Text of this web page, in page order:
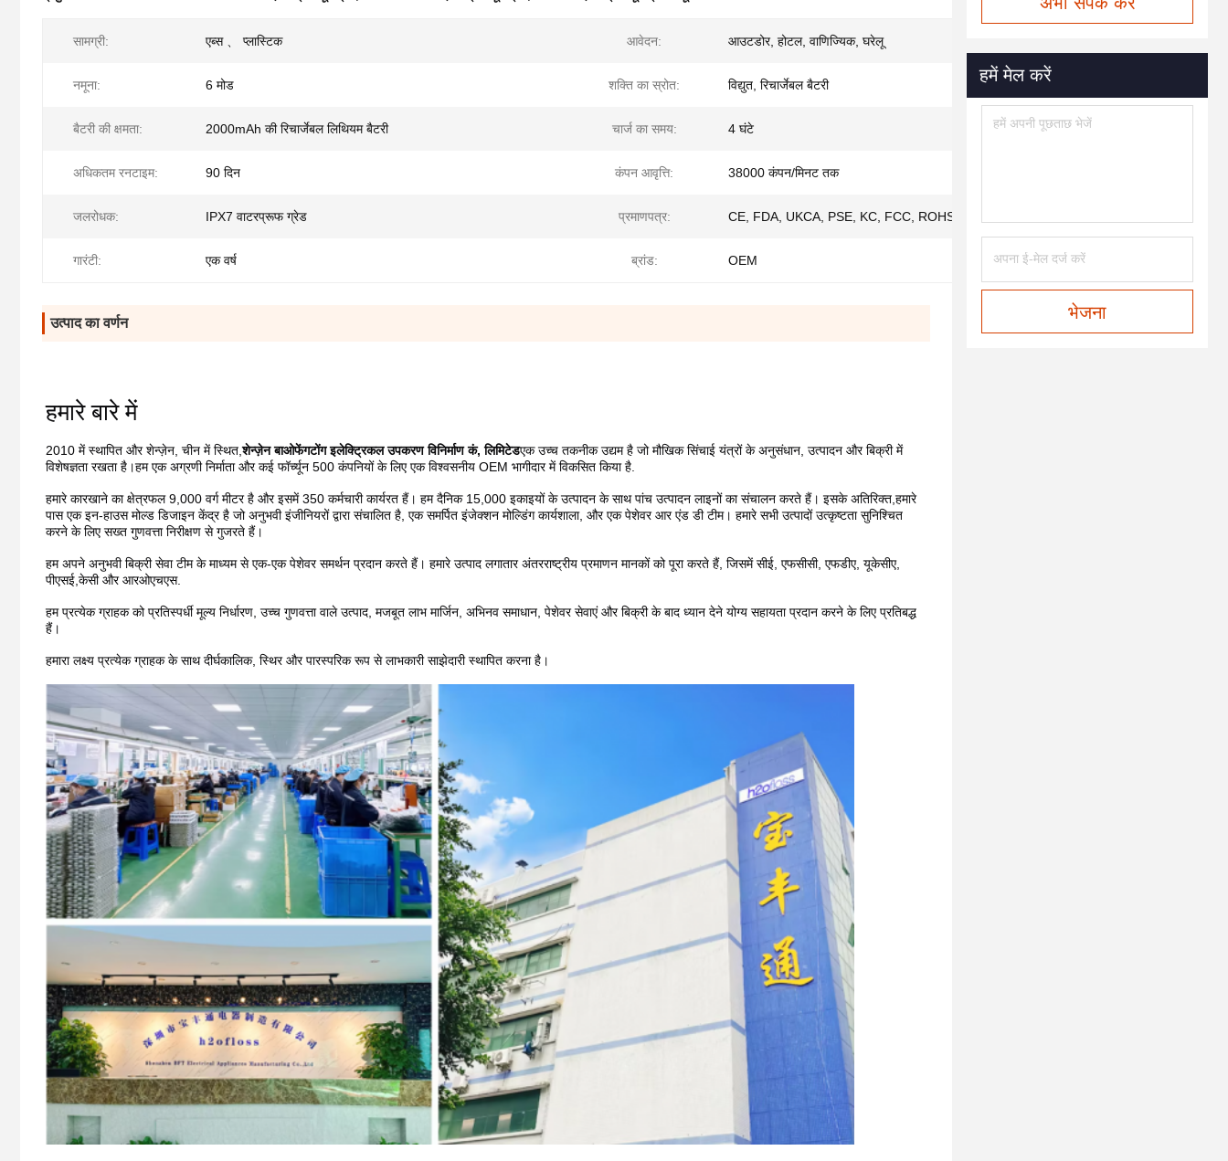
सामग्री: एब्स 、 प्लास्टिक आवेदन: आउटडोर, होटल, वाणिज्यिक, घरेलू
नमूना: 6 मोड शक्ति का स्रोत: विद्युत, रिचार्जेबल बैटरी
बैटरी की क्षमता: 2000mAh की रिचार्जेबल लिथियम बैटरी चार्ज का समय: 4 घंटे
अधिकतम रनटाइम: 90 दिन कंपन आवृत्ति: 38000 कंपन/मिनट तक
जलरोधक: IPX7 वाटरप्रूफ ग्रेड प्रमाणपत्र: CE, FDA, UKCA, PSE, KC, FCC, ROHS, ISO9001, IS013485
गारंटी: एक वर्ष ब्रांड: OEM
उत्पाद का वर्णन
हमारे बारे में
2010 में स्थापित और शेन्ज़ेन, चीन में स्थित,शेन्ज़ेन बाओफेंगटोंग इलेक्ट्रिकल उपकरण विनिर्माण कं, लिमिटेडएक उच्च तकनीक उद्यम है जो मौखिक सिंचाई यंत्रों के अनुसंधान, उत्पादन और बिक्री में
विशेषज्ञता रखता है।हम एक अग्रणी निर्माता और कई फॉर्च्यून 500 कंपनियों के लिए एक विश्वसनीय OEM भागीदार में विकसित किया है.
हमारे कारखाने का क्षेत्रफल 9,000 वर्ग मीटर है और इसमें 350 कर्मचारी कार्यरत हैं। हम दैनिक 15,000 इकाइयों के उत्पादन के साथ पांच उत्पादन लाइनों का संचालन करते हैं। इसके अतिरिक्त,हमारे
पास एक इन-हाउस मोल्ड डिजाइन केंद्र है जो अनुभवी इंजीनियरों द्वारा संचालित है, एक समर्पित इंजेक्शन मोल्डिंग कार्यशाला, और एक पेशेवर आर एंड डी टीम। हमारे सभी उत्पादों उत्कृष्टता सुनिश्चित
करने के लिए सख्त गुणवत्ता निरीक्षण से गुजरते हैं।
हम अपने अनुभवी बिक्री सेवा टीम के माध्यम से एक-एक पेशेवर समर्थन प्रदान करते हैं। हमारे उत्पाद लगातार अंतरराष्ट्रीय प्रमाणन मानकों को पूरा करते हैं, जिसमें सीई, एफसीसी, एफडीए, यूकेसीए,
पीएसई,केसी और आरओएचएस.
हम प्रत्येक ग्राहक को प्रतिस्पर्धी मूल्य निर्धारण, उच्च गुणवत्ता वाले उत्पाद, मजबूत लाभ मार्जिन, अभिनव समाधान, पेशेवर सेवाएं और बिक्री के बाद ध्यान देने योग्य सहायता प्रदान करने के लिए प्रतिबद्ध
हैं।
हमारा लक्ष्य प्रत्येक ग्राहक के साथ दीर्घकालिक, स्थिर और पारस्परिक रूप से लाभकारी साझेदारी स्थापित करना है।
हमें मेल करें
भेजना